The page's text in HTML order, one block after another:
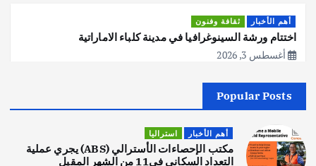
أهم الأخبار ثقافة وفنون
اختتام ورشة السينوغرافيا في مدينة كلباء الاماراتية
أغسطس 3, 2026
2
اصبح بطلاً لأستراليا بلعبة كمال الاجسام
يوليو 30, 2026
Popular Posts
أهم الأخبار استراليا
مكتب الإحصاءات الأسترالي (ABS) يجري عملية
التعداد السكاني في11 من الشهر المقبل